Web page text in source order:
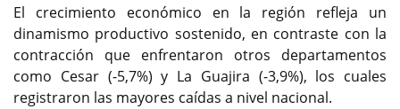
El crecimiento económico en la región refleja un
dinamismo productivo sostenido, en contraste con la
contracción que enfrentaron otros departamentos
como Cesar (-5,7%) y La Guajira (-3,9%), los cuales
registraron las mayores caídas a nivel nacional.